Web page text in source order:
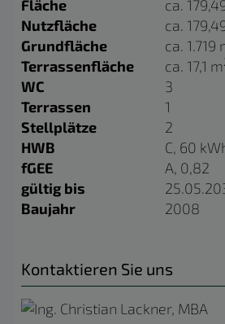
Fläche
ca.
Nutzfläche ca.
Grundfläche ca. 1.719
Terrassenfläche ca. 17,1 m
WC
3
Terrassen
1
Stellplätze
2
HWB
C, 60
fGEE
A, 0,82
gültig bis
Baujahr
2008
Kontaktieren Sie uns